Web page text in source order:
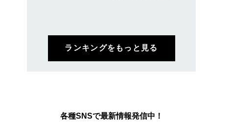
ランキングをもっと見る
各種SNSで最新情報発信中！